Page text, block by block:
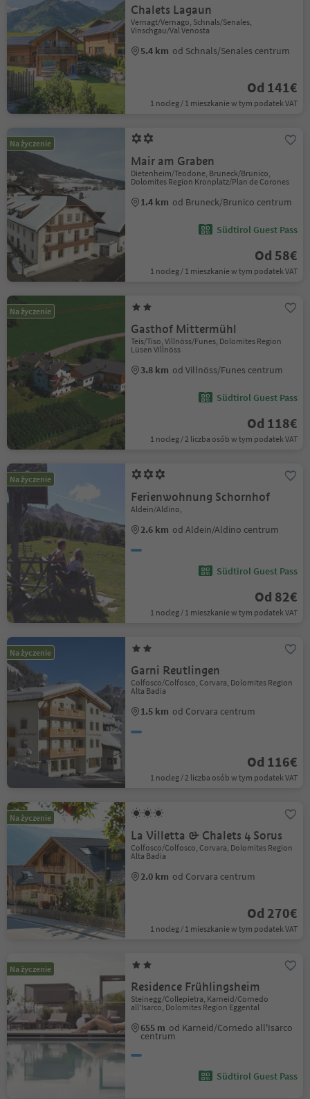
Chalets Lagaun
Vernagt/Vernago, Schnals/Senales,
Vinschgau/Val Venosta
5.4 km od Schnals/Senales centrum
Od 141€
1 nocleg / 1 mieszkanie w tym podatek VAT
Na życzenie
Mair am Graben
Dietenheim/Teodone, Bruneck/Brunico,
Dolomites Region Kronplatz/Plan de Corones
1.4 km od Bruneck/Brunico centrum
Südtirol Guest Pass
Od 58€
1 nocleg / 1 mieszkanie w tym podatek VAT
Na życzenie
Gasthof Mittermühl
Teis/Tiso, Villnöss/Funes, Dolomites Region
Lüsen Villnöss
3.8 km od Villnöss/Funes centrum
Südtirol Guest Pass
Od 118€
1 nocleg / 2 liczba osób w tym podatek VAT
Na życzenie
Ferienwohnung Schornhof
Aldein/Aldino,
2.6 km od Aldein/Aldino centrum
Südtirol Guest Pass
Od 82€
1 nocleg / 1 mieszkanie w tym podatek VAT
Na życzenie
Garni Reutlingen
Colfosco/Colfosco, Corvara, Dolomites Region
Alta Badia
1.5 km od Corvara centrum
Od 116€
1 nocleg / 2 liczba osób w tym podatek VAT
Na życzenie
La Villetta & Chalets 4 Sorus
Colfosco/Colfosco, Corvara, Dolomites Region
Alta Badia
2.0 km od Corvara centrum
Od 270€
1 nocleg / 1 mieszkanie w tym podatek VAT
Na życzenie
Residence Frühlingsheim
Steinegg/Collepietra, Karneid/Cornedo
all'Isarco, Dolomites Region Eggental
655 m od Karneid/Cornedo all'Isarco
centrum
Südtirol Guest Pass